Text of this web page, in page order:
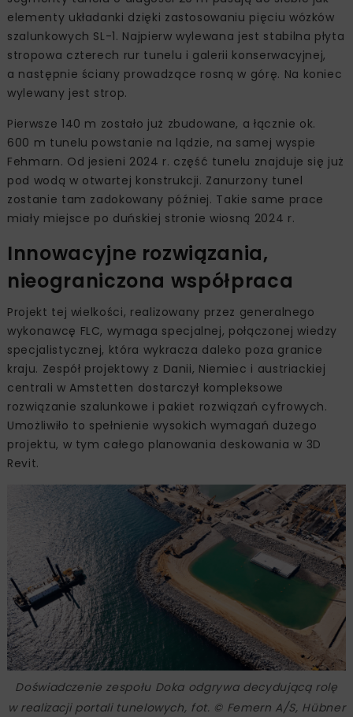
elementy układanki dzięki zastosowaniu pięciu wózków
szalunkowych SL-1. Najpierw wylewana jest stabilna płyta
stropowa czterech rur tunelu i galerii konserwacyjnej,
a następnie ściany prowadzące rosną w górę. Na koniec
wylewany jest strop.
Pierwsze 140 m zostało już zbudowane, a łącznie ok.
600 m tunelu powstanie na lądzie, na samej wyspie
Fehmarn. Od jesieni 2024 r. część tunelu znajduje się już
pod wodą w otwartej konstrukcji. Zanurzony tunel
zostanie tam zadokowany później. Takie same prace
miały miejsce po duńskiej stronie wiosną 2024 r.
Innowacyjne rozwiązania,
nieograniczona współpraca
Projekt tej wielkości, realizowany przez generalnego
wykonawcę FLC, wymaga specjalnej, połączonej wiedzy
specjalistycznej, która wykracza daleko poza granice
kraju. Zespół projektowy z Danii, Niemiec i austriackiej
centrali w Amstetten dostarczył kompleksowe
rozwiązanie szalunkowe i pakiet rozwiązań cyfrowych.
Umożliwiło to spełnienie wysokich wymagań dużego
projektu, w tym całego planowania deskowania w 3D
Revit.
Doświadczenie zespołu Doka odgrywa decydującą rolę
w realizacji portali tunelowych, fot. © Femern A/S, Hübner